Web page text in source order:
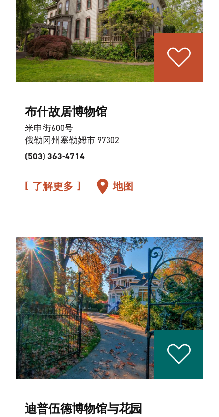
布什故居博物馆
米申街600号
俄勒冈州塞勒姆市 97302
(503) 363-4714
了解更多 地图
迪普伍德博物馆与花园